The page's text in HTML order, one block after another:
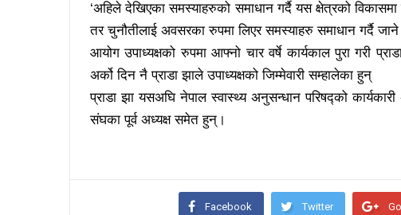
‘अहिले देखिएका समस्याहरुको समाधान गर्दै यस क्षेत्रको
तर चुनौतीलाई अवसरका रुपमा लिएर समस्याहरु समाधान गर्दै
आयोग उपाध्यक्षको रुपमा आफ्नो चार वर्षे कार्यकाल पुरा गरी
अर्को दिन नै प्राडा झाले उपाध्यक्षको जिम्मेवारी सम्हालेका हुन्
प्राडा झा यसअघि नेपाल स्वास्थ्य अनुसन्धान परिषद्को
संघका पूर्व अध्यक्ष समेत हुन्।
Facebook Twitter